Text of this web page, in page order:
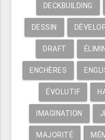
DECKBUILDING
DESSIN
DRAFT
ENCHÈRES
ÉVOLUTIF
IMAGINATION
MAJORITÉ